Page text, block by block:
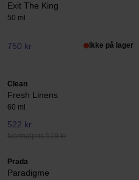
Exit The King
50 ml
750 kr Ikke på lager
Clean
Fresh Linens
60 ml
522 kr
Normalpris 579 kr
Prada
Paradigme